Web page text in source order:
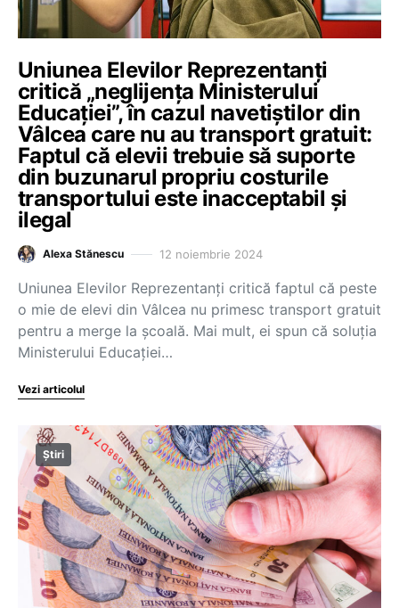
Uniunea Elevilor Reprezentanți
critică „neglijența Ministerului
Educației”, în cazul navetiștilor din
Vâlcea care nu au transport gratuit:
Faptul că elevii trebuie să suporte
din buzunarul propriu costurile
transportului este inacceptabil și
ilegal
Alexa Stănescu 12 noiembrie 2024
Uniunea Elevilor Reprezentanți critică faptul că peste
o mie de elevi din Vâlcea nu primesc transport gratuit
pentru a merge la școală. Mai mult, ei spun că soluția
Ministerului Educației…
Vezi articolul
Știri